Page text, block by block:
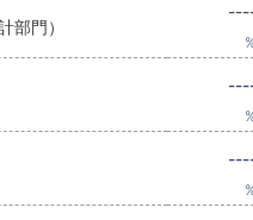
部門）